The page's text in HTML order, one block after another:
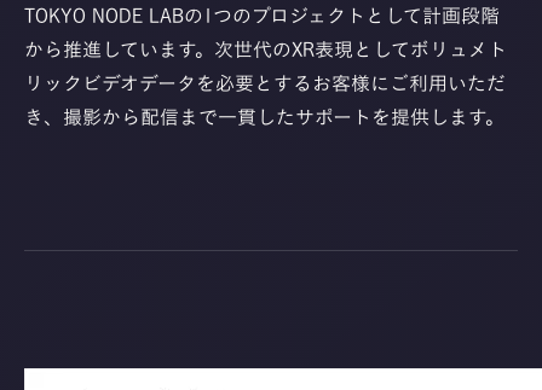
TOKYO NODE LABの1つのプロジェクトとして計画段階
から推進しています。次世代のXR表現としてボリュメト
リックビデオデータを必要とするお客様にご利用いただ
き、撮影から配信まで一貫したサポートを提供します。